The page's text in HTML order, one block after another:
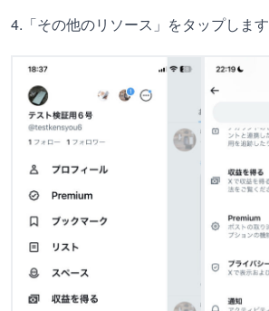
4.「その他のリソース」をタップします